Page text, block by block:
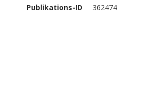
Publikations-ID
362474